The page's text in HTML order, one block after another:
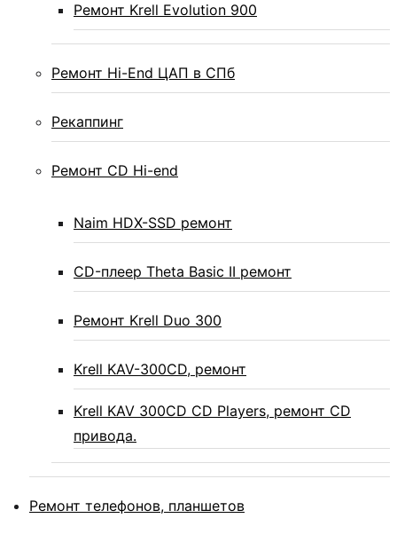
Ремонт Krell Evolution 900
Ремонт Hi-End ЦАП в СПб
Рекаппинг
Ремонт CD Hi-end
Naim HDX-SSD ремонт
CD-плеер Theta Basic II ремонт
Ремонт Krell Duo 300
Krell KAV-300CD, ремонт
Krell KAV 300CD CD Players, ремонт CD
привода.
Ремонт телефонов, планшетов